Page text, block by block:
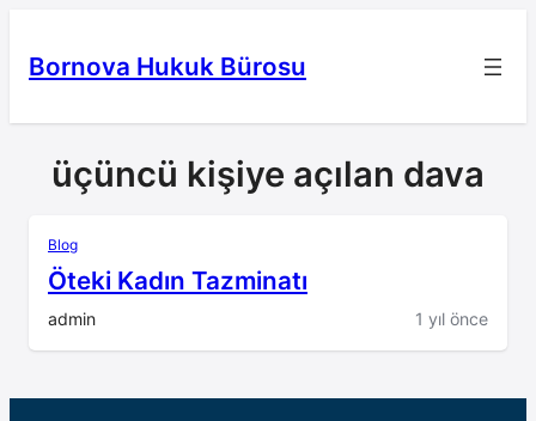
geçBornova Hukuk Bürosu
üçüncü kişiye açılan dava
Blog
Öteki Kadın Tazminatı
admin 1 yıl önce